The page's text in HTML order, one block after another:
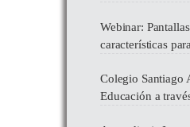
Webinar:
características
Colegio Santiago
Educación a